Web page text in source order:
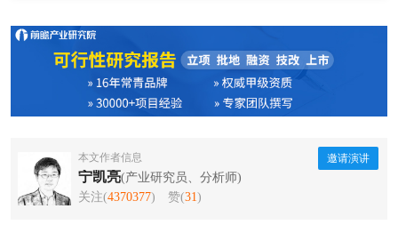
本文作者信息
宁凯亮(产业研究员、分析师)
关注(4370377) 赞(31)
邀请演讲